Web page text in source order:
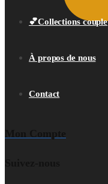
💕Collections couple
À propos de nous
Contact